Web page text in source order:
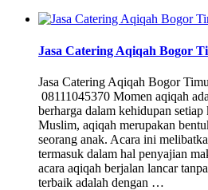
Jasa Catering Aqiqah Bogor
Jasa Catering Aqiqah Bogor
08111045370 Momen aqiqah
berharga dalam kehidupan
Muslim, aqiqah merupakan
seorang anak. Acara ini
termasuk dalam hal penyajian
acara aqiqah berjalan lancar
terbaik adalah dengan …